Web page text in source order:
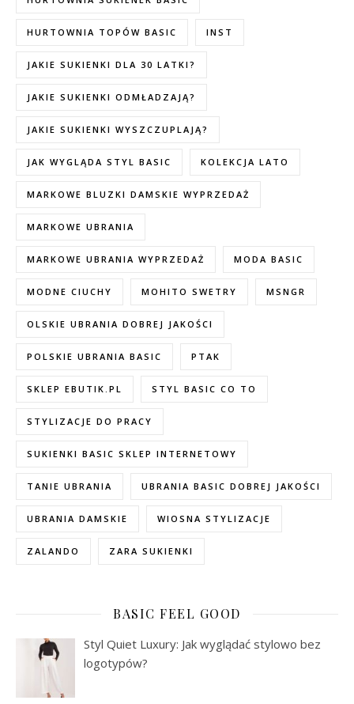
HURTOWNIA TOPÓW BASIC INST
JAKIE SUKIENKI DLA 30 LATKI?
JAKIE SUKIENKI ODMŁADZAJĄ?
JAKIE SUKIENKI WYSZCZUPLAJĄ?
JAK WYGLĄDA STYL BASIC KOLEKCJA LATO
MARKOWE BLUZKI DAMSKIE WYPRZEDAŻ
MARKOWE UBRANIA
MARKOWE UBRANIA WYPRZEDAŻ MODA BASIC
MODNE CIUCHY MOHITO SWETRY MSNGR
OLSKIE UBRANIA DOBREJ JAKOŚCI
POLSKIE UBRANIA BASIC PTAK
SKLEP EBUTIK.PL STYL BASIC CO TO
STYLIZACJE DO PRACY
SUKIENKI BASIC SKLEP INTERNETOWY
TANIE UBRANIA UBRANIA BASIC DOBREJ JAKOŚCI
UBRANIA DAMSKIE WIOSNA STYLIZACJE
ZALANDO ZARA SUKIENKI
BASIC FEEL GOOD
Styl Quiet Luxury: Jak wyglądać stylowo bez
logotypów?